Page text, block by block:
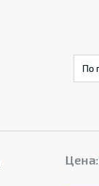
Цена: